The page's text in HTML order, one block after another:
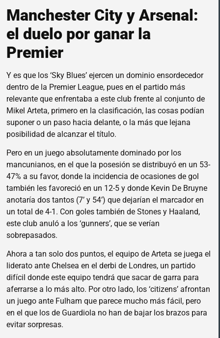
Manchester City y Arsenal:
el duelo por ganar la
Premier
Y es que los ‘Sky Blues’ ejercen un dominio ensordecedor
dentro de la Premier League, pues en el partido más
relevante que enfrentaba a este club frente al conjunto de
Mikel Arteta, primero en la clasificación, las cosas podían
suponer o un paso hacia delante, o la más que lejana
posibilidad de alcanzar el título.
Pero en un juego absolutamente dominado por los
mancunianos, en el que la posesión se distribuyó en un 53-
47% a su favor, donde la incidencia de ocasiones de gol
también les favoreció en un 12-5 y donde Kevin De Bruyne
anotaría dos tantos (7’ y 54’) que dejarían el marcador en
un total de 4-1. Con goles también de Stones y Haaland,
este club anuló a los ‘gunners’, que se verían
sobrepasados.
Ahora a tan solo dos puntos, el equipo de Arteta se juega el
liderato ante Chelsea en el derbi de Londres, un partido
difícil donde este equipo tendrá que sacar de garra para
aferrarse a lo más alto. Por otro lado, los ‘citizens’ afrontan
un juego ante Fulham que parece mucho más fácil, pero
en el que los de Guardiola no han de bajar los brazos para
evitar sorpresas.